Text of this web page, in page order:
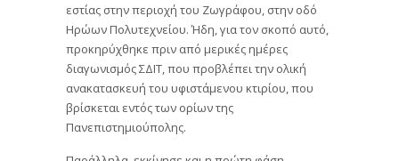
εστίας στην περιοχή του Ζωγράφου, στην οδό
Ηρώων Πολυτεχνείου. Ήδη, για τον σκοπό αυτό,
προκηρύχθηκε πριν από μερικές ημέρες
διαγωνισμός ΣΔΙΤ, που προβλέπει την ολική
ανακατασκευή του υφιστάμενου κτιρίου, που
βρίσκεται εντός των ορίων της
Πανεπιστημιούπολης.